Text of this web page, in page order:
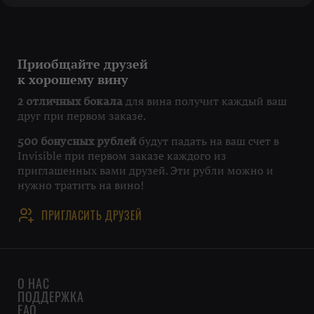
Приобщайте друзей
к хорошему вину
2 отличных бокала для вина получит каждый ваш
друг при первом заказе.
500 бонусных рублей будут падать на ваш счет в
Invisible при первом заказе каждого из
приглашенных вами друзей. Эти рубли можно и
нужно тратить на вино!
ПРИГЛАСИТЬ ДРУЗЕЙ
О НАС
ПОДДЕРЖКА
FAQ